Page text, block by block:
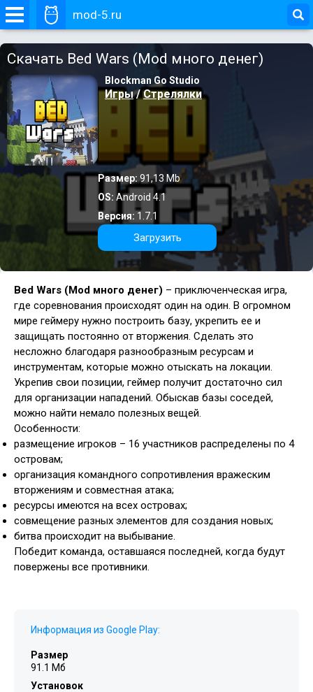
mod-5.ru
Скачать Bed Wars (Mod много денег)
Blockman Go Studio
Игры/Стрелялки
Размер: 91,13 Mb
OS: Android 4.1
Версия: 1.7.1
Загрузить
Bed Wars (Mod много денег) – приключенческая игра,
где соревнования происходят один на один. В огромном
мире геймеру нужно построить базу, укрепить ее и
защищать постоянно от вторжения. Сделать это
несложно благодаря разнообразным ресурсам и
инструментам, которые можно отыскать на локации.
Укрепив свои позиции, геймер получит достаточно сил
для организации нападений. Обыскав базы соседей,
можно найти немало полезных вещей.
Особенности:
размещение игроков – 16 участников распределены по 4
островам;
организация командного сопротивления вражеским
вторжениям и совместная атака;
ресурсы имеются на всех островах;
совмещение разных элементов для создания новых;
битва происходит на выбывание.
Победит команда, оставшаяся последней, когда будут
повержены все противники.
Информация из Google Play:
Размер
91.1 Мб
Установок